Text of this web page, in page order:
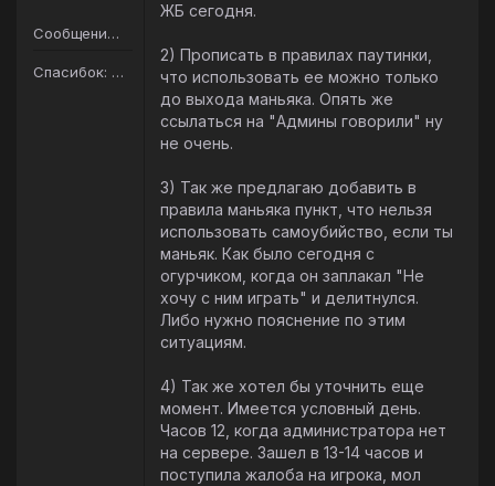
Сообщений: 105
Спасибок: 145
ЖБ сегодня.
2) Прописать в правилах паутинки,
что использовать ее можно только
до выхода маньяка. Опять же
ссылаться на "Админы говорили" ну
не очень.
3) Так же предлагаю добавить в
правила маньяка пункт, что нельзя
использовать самоубийство, если ты
маньяк. Как было сегодня с
огурчиком, когда он заплакал "Не
хочу с ним играть" и делитнулся.
Либо нужно пояснение по этим
ситуациям.
4) Так же хотел бы уточнить еще
момент. Имеется условный день.
Часов 12, когда администратора нет
на сервере. Зашел в 13-14 часов и
поступила жалоба на игрока, мол